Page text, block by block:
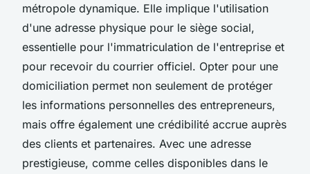
métropole dynamique. Elle implique l'utilisation
d'une adresse physique pour le siège social,
essentielle pour l'immatriculation de l'entreprise et
pour recevoir du courrier officiel. Opter pour une
domiciliation permet non seulement de protéger
les informations personnelles des entrepreneurs,
mais offre également une crédibilité accrue auprès
des clients et partenaires. Avec une adresse
prestigieuse, comme celles disponibles dans le